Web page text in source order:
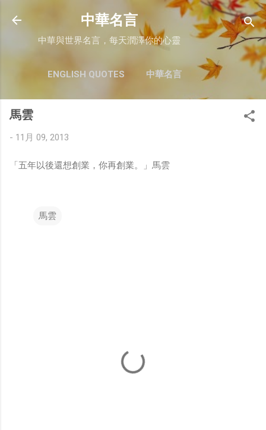
跳至主要內容
中華名言
中華與世界名言，每天潤澤你的心靈
ENGLISH QUOTES 中華名言
馬雲
- 11月 09, 2013
「五年以後還想創業，你再創業。」馬雲
馬雲